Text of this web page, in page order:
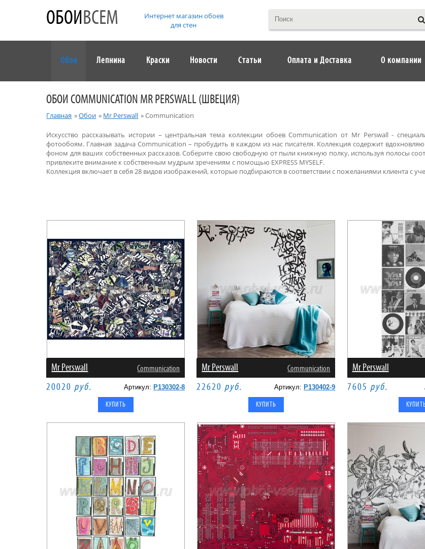
ОБОИВСЕМ
Интернет магазин обоев
для стен
Обои Лепнина Краски Новости Статьи Оплата и Доставка О компании
ОБОИ COMMUNICATION MR PERSWALL (ШВЕЦИЯ)
Главная »Обои » Mr Perswall »Communication
Искусство рассказывать истории – центральная тема коллекции обоев Communication от Mr Perswall -
фотообоям. Главная задача Communication – пробудить в каждом из нас писателя. Коллекция содержит
фоном для ваших собственных рассказов. Соберите свою свободную от пыли книжную полку, используя полосы
привлеките внимание к собственным мудрым зречениям с помощью EXPRESS MYSELF.
Коллекция включает в себя 28 видов изображений, которые подбираются в соответствии с пожеланиями клиента с
Mr Perswall Communication
20020 руб. Артикул: P130302-8
Mr Perswall Communication
22620 руб. Артикул: P130402-9
Mr Perswall
7605 руб.